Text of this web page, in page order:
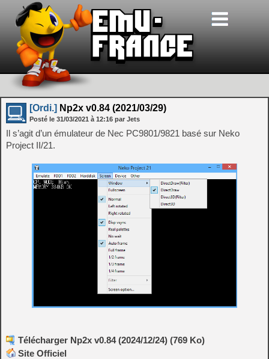
[Ordi.] Np2x v0.84 (2021/03/29)
Posté le 31/03/2021 à 12:16 par Jets
Il s’agit d’un émulateur de Nec PC9801/9821 basé sur Neko
Project II/21.
Télécharger Np2x v0.84 (2024/12/24) (769 Ko)
Site Officiel